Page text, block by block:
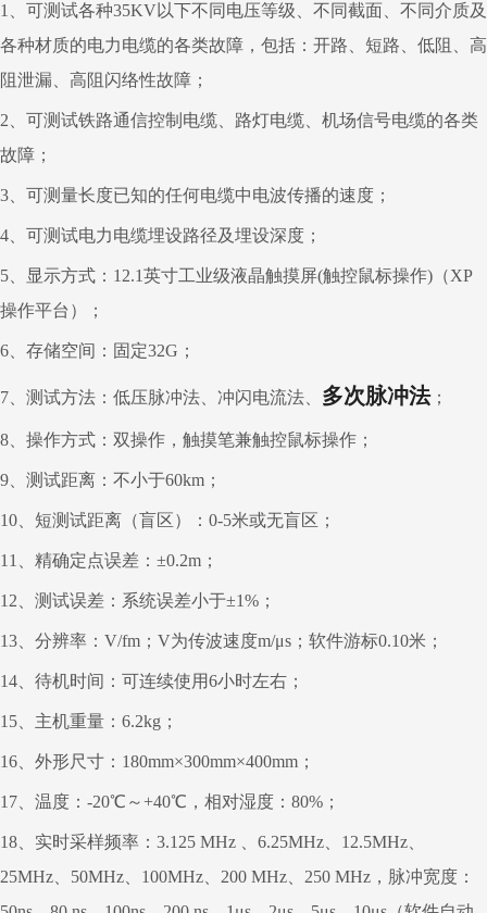
1、可测试各种35KV以下不同电压等级、不同截面、不同介质及
各种材质的电力电缆的各类故障，包括：开路、短路、低阻、高
阻泄漏、高阻闪络性故障；
2、可测试铁路通信控制电缆、路灯电缆、机场信号电缆的各类
故障；
3、可测量长度已知的任何电缆中电波传播的速度；
4、可测试电力电缆埋设路径及埋设深度；
5、显示方式： 12.1英寸工业级液晶触摸屏(触控鼠标操作) （XP
操作平台）；
6、存储空间：固定32G；
7、测试方法：低压脉冲法、冲闪电流法、 多次脉冲法；
8、操作方式：双操作，触摸笔兼触控鼠标操作；
9、测试距离：不小于60km；
10、短测试距离（盲区）： 0-5米或无盲区；
11、精确定点误差：±0.2m；
12、测试误差：系统误差小于±1% ；
13、分辨率： V/fm ； V为传波速度m/μs ；软件游标0.10米；
14、待机时间：可连续使用6小时左右；
15、主机重量： 6.2kg ；
16、外形尺寸： 180mm×300mm×400mm；
17、温度： -20℃～+40℃，相对湿度： 80%；
18、实时采样频率： 3.125 MHz 、 6.25MHz、 12.5MHz、
25MHz、 50MHz、 100MHz、 200 MHz、 250 MHz ，脉冲宽度：